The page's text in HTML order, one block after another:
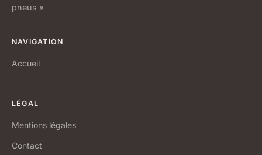
pneus »
NAVIGATION
Accueil
LÉGAL
Mentions légales
Contact